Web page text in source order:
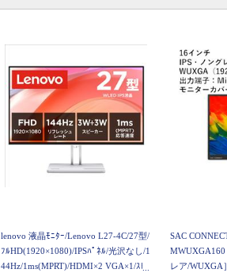
lenovo 液晶ﾓﾆﾀｰ/Lenovo L27-4C/27型/
ﾌﾙHD(1920×1080)/IPSﾊﾟﾈﾙ/光沢なし/1
44Hz/1ms(MPRT)/HDMI×2 VGA×1/ｽﾋﾟ
SAC
MWUXGA160
レア/WUXGA